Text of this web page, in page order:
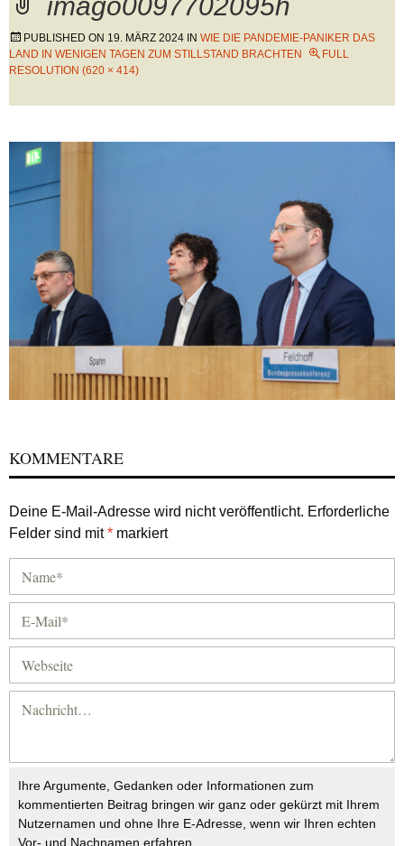
PUBLISHED ON 19. MÄRZ 2024 IN WIE DIE PANDEMIE-PANIKER DAS
LAND IN WENIGEN TAGEN ZUM STILLSTAND BRACHTEN
FULL
RESOLUTION (620 × 414)
KOMMENTARE
Deine E-Mail-Adresse wird nicht veröffentlicht. Erforderliche
Felder sind mit* markiert
Ihre Argumente, Gedanken oder Informationen zum
kommentierten Beitrag bringen wir ganz oder gekürzt mit Ihrem
Nutzernamen und ohne Ihre E-Adresse, wenn wir Ihren echten
Vor- und Nachnamen erfahren.